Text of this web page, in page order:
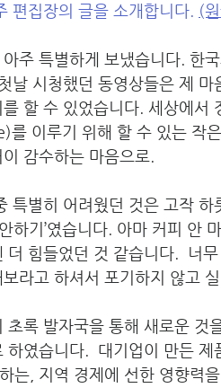
편집장의 글을 소개합니다. (
주 특별하게 보냈습니다. 한
날 시청했던 동영상들은 제
할 수 있었습니다. 세상에서
이루기 위해 할 수 있는 작
감수하는 마음으로.
특별히 어려웠던 것은 고작 하
안하기’였습니다. 아마 커피
더 힘들었던 것 같습니다.  너
라고 하셔서 포기하지 않고
초록 발자국을 통해 새로운 것
하였습니다.  대기업이 만든
는, 지역 경제에 선한 영향력